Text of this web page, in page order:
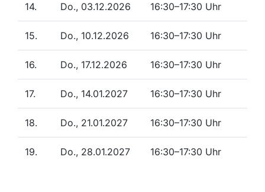
14. Do., 03.12.2026 16:30–17:30 Uhr
15. Do., 10.12.2026 16:30–17:30 Uhr
16. Do., 17.12.2026 16:30–17:30 Uhr
17. Do., 14.01.2027 16:30–17:30 Uhr
18. Do., 21.01.2027 16:30–17:30 Uhr
19. Do., 28.01.2027 16:30–17:30 Uhr